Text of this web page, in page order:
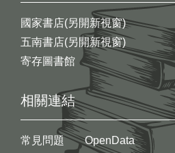
國家書店(另開新視窗)
五南書店(另開新視窗)
寄存圖書館
相關連結
常見問題
OpenData